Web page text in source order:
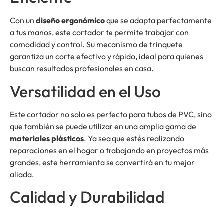
Con un diseño ergonómicoque se adapta perfectamente
a tus manos, este cortador te permite trabajar con
comodidad y control. Su mecanismo de trinquete
garantiza un corte efectivo y rápido, ideal para quienes
buscan resultados profesionales en casa.
Versatilidad en el Uso
Este cortador no solo es perfecto para tubos de PVC, sino
que también se puede utilizar en una amplia gama de
materiales plásticos. Ya sea que estés realizando
reparaciones en el hogar o trabajando en proyectos más
grandes, este herramienta se convertirá en tu mejor
aliada.
Calidad y Durabilidad